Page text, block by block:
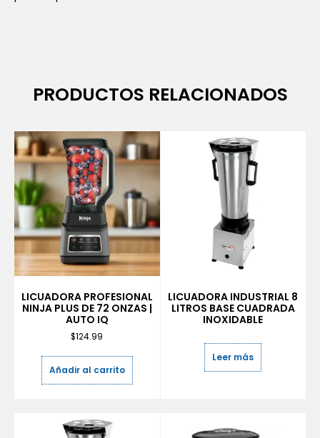
PRODUCTOS RELACIONADOS
LICUADORA PROFESIONAL
NINJA PLUS DE 72 ONZAS |
AUTO IQ
$124.99
Añadir al carrito
LICUADORA INDUSTRIAL 8
LITROS BASE CUADRADA
INOXIDABLE
Leer más